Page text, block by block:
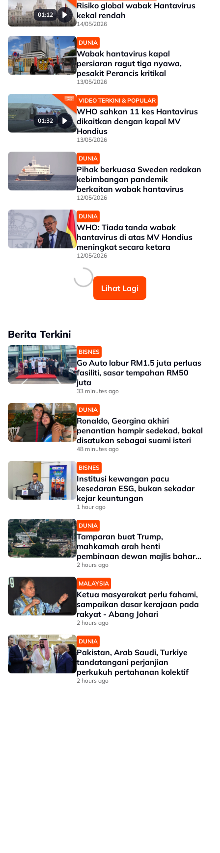
01:12
Risiko global wabak Hantavirus
kekal rendah
14/05/2026
DUNIA
Wabak hantavirus kapal
persiaran ragut tiga nyawa,
pesakit Perancis kritikal
13/05/2026
01:32
VIDEO TERKINI & POPULAR
WHO sahkan 11 kes Hantavirus
dikaitkan dengan kapal MV
Hondius
13/05/2026
DUNIA
Pihak berkuasa Sweden redakan
kebimbangan pandemik
berkaitan wabak hantavirus
12/05/2026
DUNIA
WHO: Tiada tanda wabak
hantavirus di atas MV Hondius
meningkat secara ketara
12/05/2026
Lihat Lagi
Berita Terkini
BISNES
Go Auto labur RM1.5 juta perluas
fasiliti, sasar tempahan RM50
juta
33 minutes ago
DUNIA
Ronaldo, Georgina akhiri
penantian hampir sedekad, bakal
disatukan sebagai suami isteri
48 minutes ago
BISNES
Institusi kewangan pacu
kesedaran ESG, bukan sekadar
kejar keuntungan
1 hour ago
DUNIA
Tamparan buat Trump,
mahkamah arah henti
pembinaan dewan majlis baharu
White House bernilai RM1.6 bilion
2 hours ago
MALAYSIA
Ketua masyarakat perlu fahami,
sampaikan dasar kerajaan pada
rakyat - Abang Johari
2 hours ago
DUNIA
Pakistan, Arab Saudi, Turkiye
tandatangani perjanjian
perkukuh pertahanan kolektif
2 hours ago